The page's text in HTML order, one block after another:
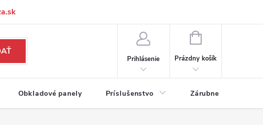
ochrany osobných údajov
Prihlásenie
NÁKUPNÝ KOŠÍK
Prázdny košík
Obkladové panely Príslušenstvo Zárubne